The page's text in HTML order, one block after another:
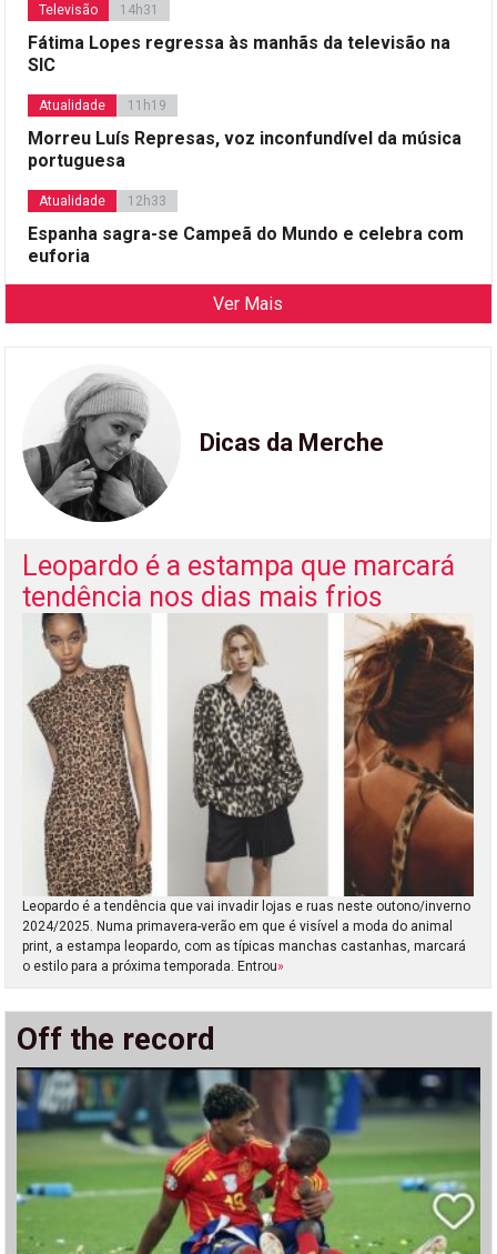
Televisão 14h31
Fátima Lopes regressa às manhãs da televisão na
SIC
Atualidade 11h19
Morreu Luís Represas, voz inconfundível da música
portuguesa
Atualidade 12h33
Espanha sagra-se Campeã do Mundo e celebra com
euforia
Ver Mais
Dicas da Merche
Leopardo é a estampa que marcará
tendência nos dias mais frios
Leopardo é a tendência que vai invadir lojas e ruas neste outono/inverno
2024/2025. Numa primavera-verão em que é visível a moda do animal
print, a estampa leopardo, com as típicas manchas castanhas, marcará
o estilo para a próxima temporada. Entrou»
Off the record